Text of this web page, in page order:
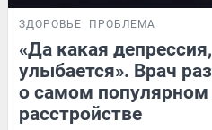
ЗДОРОВЬЕ ПРОБЛЕМА
«Да какая
улыбается». Врач
о самом популярном
расстройстве